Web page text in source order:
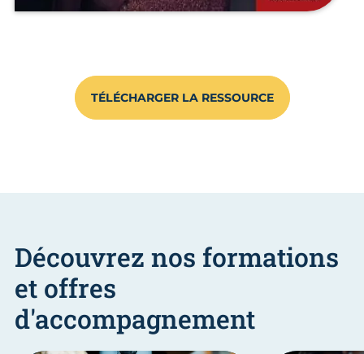
TÉLÉCHARGER LA RESSOURCE
Découvrez nos formations
et offres
d'accompagnement